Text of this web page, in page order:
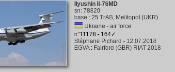
Ilyushin Il-76MD
sn: 78820
base : 25 TrAB, Melitopol (UKR)
Ukraine - air force
n°11178 - 164✓
Stéphane Pichard - 12.07.2018
EGVA: Fairford (GBR) RIAT 2018